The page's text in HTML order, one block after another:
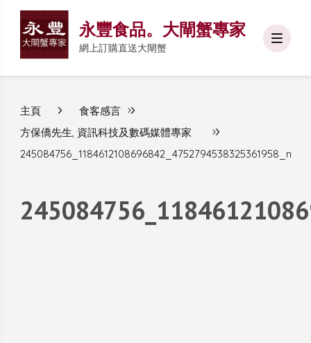
永豐食品。大閘蟹專家
網上訂購直送大閘蟹
主頁
食客感言
方保僑先生, 資訊科技及數碼媒體專家
245084756_1184612108696842_4752794538325361958_n